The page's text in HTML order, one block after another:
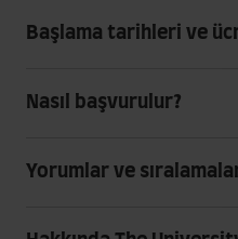
Başlama tarihleri ve
Nasıl başvurulur?
Yorumlar ve